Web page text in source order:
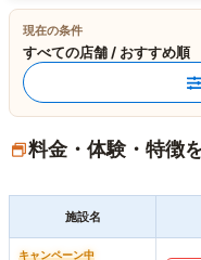
現在の条件
すべての店舗 / おすすめ順
料金・体験・特徴
施設名
キャンペーン中